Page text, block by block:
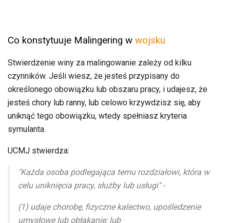
Co konstytuuje Malingering w wojsku
Stwierdzenie winy za malingowanie zależy od kilku
czynników. Jeśli wiesz, że jesteś przypisany do
określonego obowiązku lub obszaru pracy, i udajesz, że
jesteś chory lub ranny, lub celowo krzywdzisz się, aby
uniknąć tego obowiązku, wtedy spełniasz kryteria
symulanta.
UCMJ stwierdza:
"Każda osoba podlegająca temu rozdziałowi, która w
celu uniknięcia pracy, służby lub usługi" -
(1) udaje chorobę, fizyczne kalectwo, upośledzenie
umysłowe lub obłąkanie; lub